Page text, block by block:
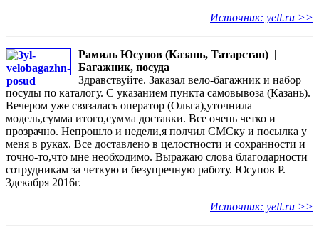
Источник: yell.ru >>
Рамиль Юсупов (Казань, Татарстан) |
Багажник, посуда
Здравствуйте. Заказал вело-багажник и набор
посуды по каталогу. С указанием пункта самовывоза (Казань).
Вечером уже связалась оператор (Ольга),уточнила
модель,сумма итого,сумма доставки. Все очень четко и
прозрачно. Непрошло и недели,я полчил СМСку и посылка у
меня в руках. Все доставлено в целостности и сохранности и
точно-то,что мне необходимо. Выражаю слова благодарности
сотрудникам за четкую и безупречную работу. Юсупов Р.
3декабря 2016г.
Источник: yell.ru >>